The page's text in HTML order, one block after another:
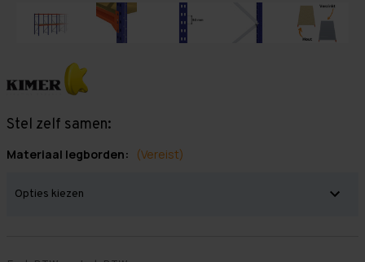
Stel zelf samen:
Materiaal legborden: (Vereist)